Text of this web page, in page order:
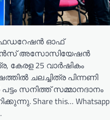
ഓഫ്
അസോസിയേഷൻ
25 വാർഷികം
ചലച്ചിത്ര പിന്നണി
സനിത്ത് സമ്മാനദാനം
Share this… Whatsapp